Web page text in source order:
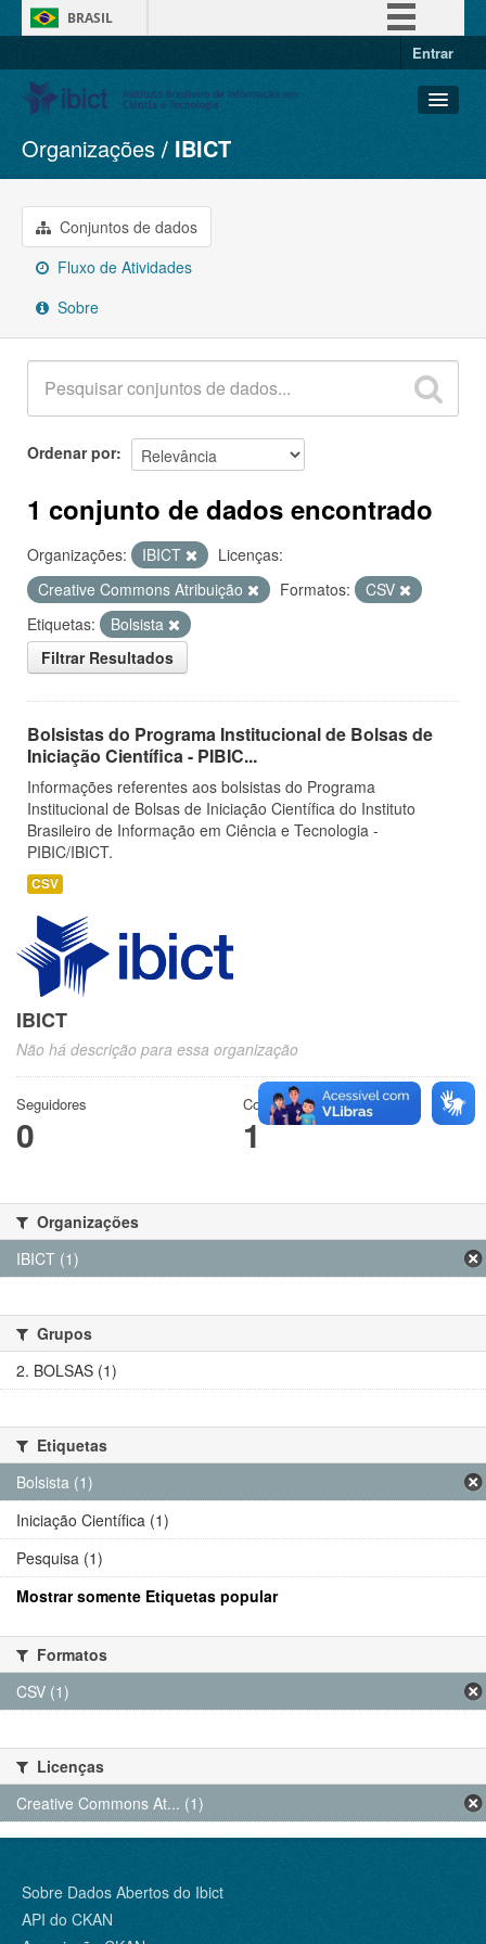
BRASIL
Entrar
Conjuntos de dados
Organizações
Grupos
Sobre
Organizações IBICT
Conjuntos de dados
Fluxo de Atividades
Sobre
Ordenar por
1 conjunto de dados encontrado
Organizações: IBICT
Licenças:
Creative Commons Atribuição
Formatos:
CSV
Etiquetas:
Bolsista
Filtrar Resultados
Bolsistas do Programa Institucional de Bolsas de
Iniciação Científica - PIBIC...
Informações referentes aos bolsistas do Programa
Institucional de Bolsas de Iniciação Científica do Instituto
Brasileiro de Informação em Ciência e Tecnologia -
PIBIC/IBICT.
CSV
IBICT
Não há descrição para essa organização
Seguidores
0
Conjuntos de dados
1
Organizações
IBICT (1)
Grupos
2. BOLSAS (1)
Etiquetas
Bolsista (1)
Iniciação Científica (1)
Pesquisa (1)
Mostrar somente Etiquetas popular
Formatos
CSV (1)
Licenças
Creative Commons At... (1)
Sobre Dados Abertos do Ibict
API do CKAN